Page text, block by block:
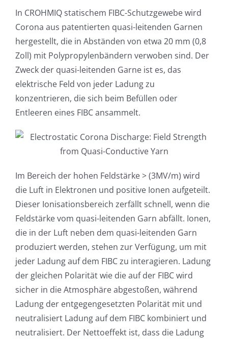
In CROHMIQ statischem FIBC-Schutzgewebe wird
Corona aus patentierten quasi-leitenden Garnen
hergestellt, die in Abständen von etwa 20 mm (0,8
Zoll) mit Polypropylenbändern verwoben sind. Der
Zweck der quasi-leitenden Garne ist es, das
elektrische Feld von jeder Ladung zu
konzentrieren, die sich beim Befüllen oder
Entleeren eines FIBC ansammelt.
Im Bereich der hohen Feldstärke > (3MV/m) wird
die Luft in Elektronen und positive Ionen aufgeteilt.
Dieser Ionisationsbereich zerfällt schnell, wenn die
Feldstärke vom quasi-leitenden Garn abfällt. Ionen,
die in der Luft neben dem quasi-leitenden Garn
produziert werden, stehen zur Verfügung, um mit
jeder Ladung auf dem FIBC zu interagieren. Ladung
der gleichen Polarität wie die auf der FIBC wird
sicher in die Atmosphäre abgestoßen, während
Ladung der entgegengesetzten Polarität mit und
neutralisiert Ladung auf dem FIBC kombiniert und
neutralisiert. Der Nettoeffekt ist, dass die Ladung